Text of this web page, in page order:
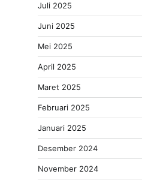
Juli 2025
Juni 2025
Mei 2025
April 2025
Maret 2025
Februari 2025
Januari 2025
Desember 2024
November 2024